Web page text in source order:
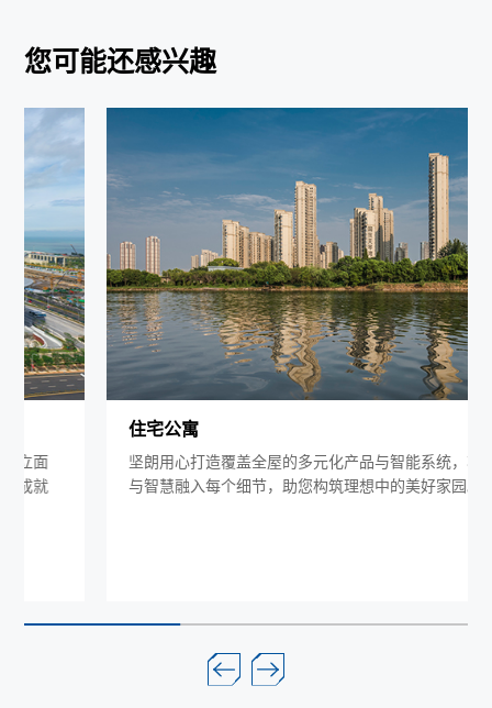
您可能还感兴趣
坚朗用心打造覆盖全屋的多元化产品与智能系统，将温暖
与智慧融入每个细节，助您构筑理想中的美好家园。